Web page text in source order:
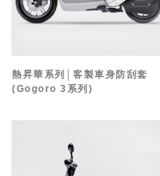
熱昇華系列│客製車身防刮套
(Gogoro 3系列)